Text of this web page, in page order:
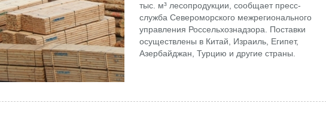
тыс. м³ лесопродукции, сообщает пресс-
служба Североморского межрегионального
управления Россельхознадзора. Поставки
осуществлены в Китай, Израиль, Египет,
Азербайджан, Турцию и другие страны.